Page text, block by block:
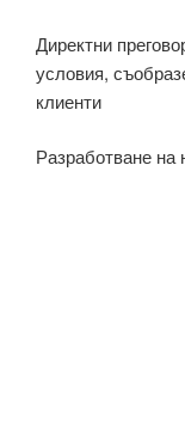
Директни
условия,
клиенти
Разработване на